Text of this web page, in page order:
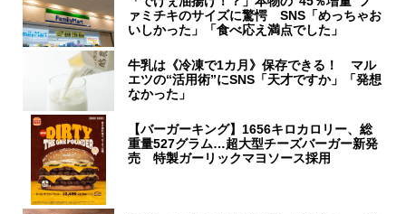
ァミチキのサイズに驚愕 SNS「めっちゃお
いしかった」「食べ応え満点でした」
牛乳は《冷凍で1カ月》保存できる！ マル
エツの“活用術”にSNS「天才ですか」「発想
なかった」
【バーガーキング】1656キロカロリー、総
重量527グラム…超大型チーズバーガー新発
売 特製ガーリックマヨソース採用